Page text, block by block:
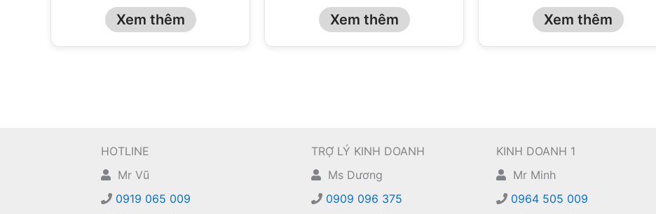
Xem thêm Xem thêm Xem thêm
HOTLINE
Mr Vũ
0919 065 009
TRỢ LÝ KINH DOANH
Ms Dương
0909 096 375
KINH DOANH 1
Mr Minh
0964 505 009